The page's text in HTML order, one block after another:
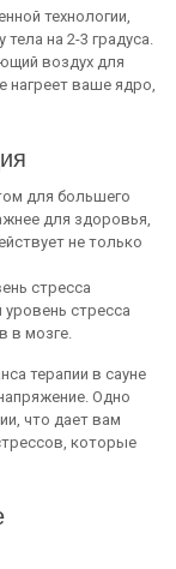
технологии,
на 2-3 градуса.
воздух для
нагреет ваше ядро,
для большего
для здоровья,
не только
стресса
стресса
в мозге.
терапии в сауне
Одно
что дает вам
которые